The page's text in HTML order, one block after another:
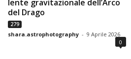
lente gravitazionale dell’Arco
del Drago
279
shara.astrophotography - 9 Aprile 2026
0